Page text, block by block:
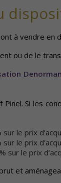
à vendre
ou de le
Si les
le prix
le prix
sur le prix
et